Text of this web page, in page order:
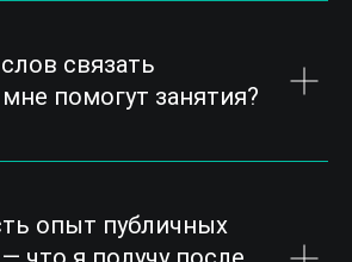
связать
помогут занятия?
опыт публичных